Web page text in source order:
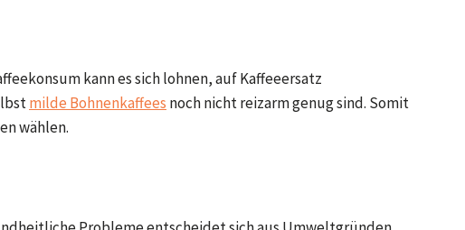
kann es sich lohnen, auf Kaffeeersatz
milde Bohnenkaffees noch nicht reizarm genug sind. Somit
wählen.